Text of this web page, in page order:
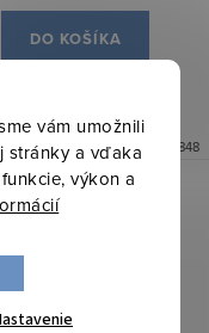
vám umožnili
stránky a vďaka
výkon a
DO KOŠÍKA
Kód: 1108848